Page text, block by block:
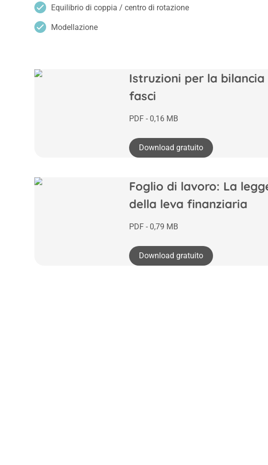
Equilibrio di coppia / centro di rotazione
Modellazione
Istruzioni per la bilancia
fasci
PDF - 0,16 MB
Download gratuito
Foglio di lavoro: La
della leva finanziaria
PDF - 0,79 MB
Download gratuito